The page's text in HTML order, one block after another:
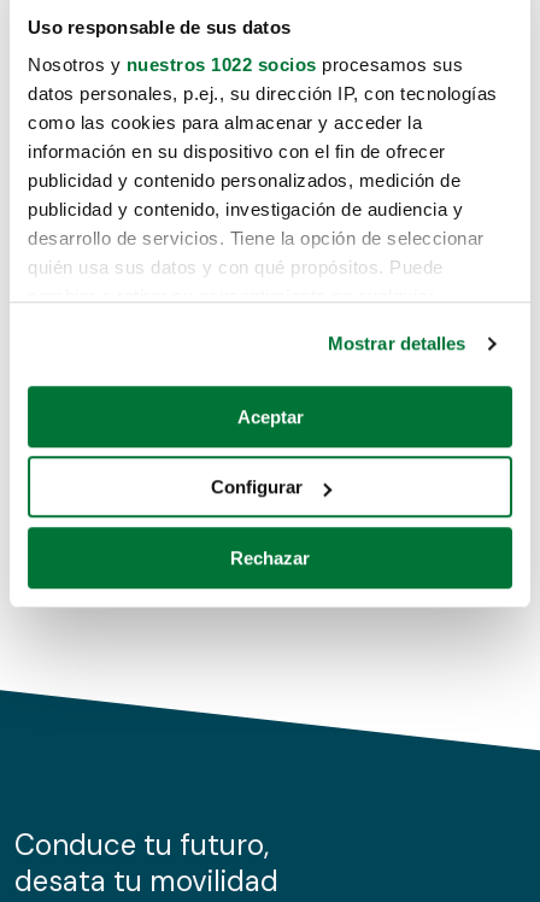
Uso responsable de sus datos
Nosotros y nuestros 1022 socios procesamos sus
datos personales, p.ej., su dirección IP, con tecnologías
como las cookies para almacenar y acceder la
información en su dispositivo con el fin de ofrecer
publicidad y contenido personalizados, medición de
publicidad y contenido, investigación de audiencia y
desarrollo de servicios. Tiene la opción de seleccionar
quién usa sus datos y con qué propósitos. Puede
Si lo permite, también quisiéramos:
Recopilar información sobre su ubicación geográfica
Identificar su dispositivo analizándolo activamente
para buscar características específicas (huellas
Obtenga más información sobre cómo se procesan sus
de cookies.
información sobre el uso que haga del sitio web con
nuestros partners de redes sociales, publicidad y análisis
Mostrar detalles
Aceptar
Configurar
Rechazar
Lo sentimos, no sabemos como
te hemos traido hasta aquí.
Pero puedes encontrar el coche que estás
buscando en alguno de estos enlaces:
Coches de segunda mano
Coches de km0
Conduce tu futuro,
desata tu movilidad